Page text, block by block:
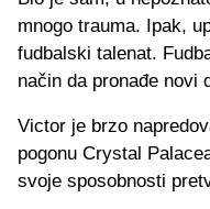
mnogo trauma. Ipak,
fudbalski talenat.
način da pronađe novi
Victor je brzo
pogonu Crystal
svoje sposobnosti